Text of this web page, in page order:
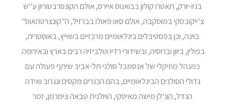
בניו-יורק, תאטרו קולון בבואנוס איירס, אולם הקונסרבטוריון ע"ש
צ'ייקובסקי במוסקבה, אולם סאו פאולו בברזיל, ה"קונצרטהאוס"
בוינה, וכן בפסטיבלים בינלאומיים מרכזיים בשוייץ, באוסטריה,
בפולין, ביוון וברוסיה, ובשידורי רדיו וטלביזיה רבים בארץ ובאירופה.
כמנהל מוזיקלי של אנסמבל סולני תל-אביב שיתף פעולה עם
גדולי הסולנים הבינלאומיים, בהם הכנרים מקסים ונגרוב ואידה
הנדל, הצ'לן מישה מאיסקי, הויולנית טבאה צימרמן, זמר